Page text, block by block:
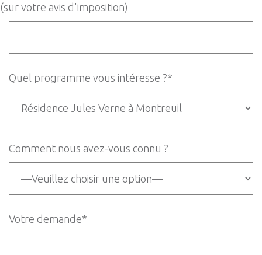
(sur votre avis d'imposition)
Quel programme vous intéresse ?*
Comment nous avez-vous connu ?
Votre demande*